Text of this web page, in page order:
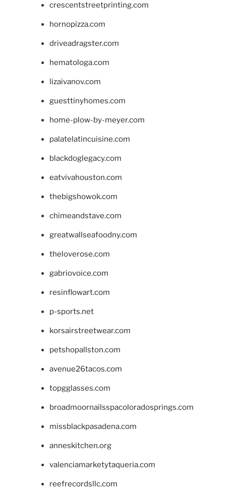
crescentstreetprinting.com
hornopizza.com
driveadragster.com
hematologa.com
lizaivanov.com
guesttinyhomes.com
home-plow-by-meyer.com
palatelatincuisine.com
blackdoglegacy.com
eatvivahouston.com
thebigshowok.com
chimeandstave.com
greatwallseafoodny.com
theloverose.com
gabriovoice.com
resinflowart.com
p-sports.net
korsairstreetwear.com
petshopallston.com
avenue26tacos.com
topgglasses.com
broadmoornailsspacoloradosprings.com
missblackpasadena.com
anneskitchen.org
valenciamarketytaqueria.com
reefrecordsllc.com